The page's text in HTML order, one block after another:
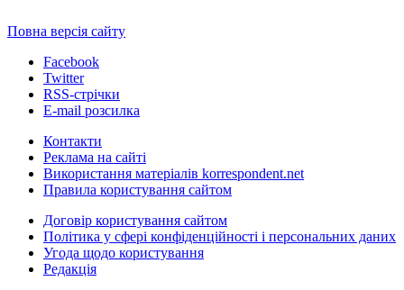
Повна версія сайту
Facebook
Twitter
RSS-стрічки
E-mail розсилка
Контакти
Реклама на сайті
Використання матеріалів korrespondent.net
Правила користування сайтом
Договір користування сайтом
Політика у сфері конфіденційності і персональних даних
Угода щодо користування
Редакція